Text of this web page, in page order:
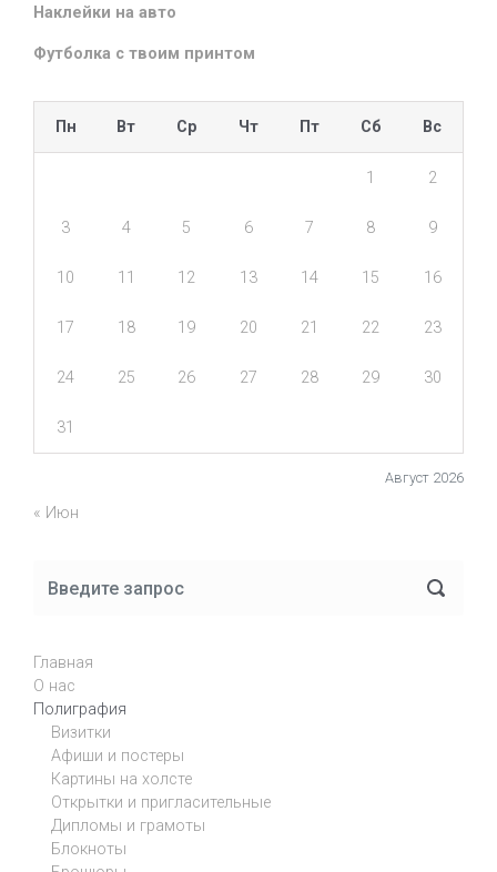
Наклейки на авто
Футболка с твоим принтом
Август 2026
Пн Вт Ср Чт Пт Сб Вс
1 2
3 4 5 6 7 8 9
10 11 12 13 14 15 16
17 18 19 20 21 22 23
24 25 26 27 28 29 30
31
« Июн
Главная
О нас
Полиграфия
Визитки
Афиши и постеры
Картины на холсте
Открытки и пригласительные
Дипломы и грамоты
Блокноты